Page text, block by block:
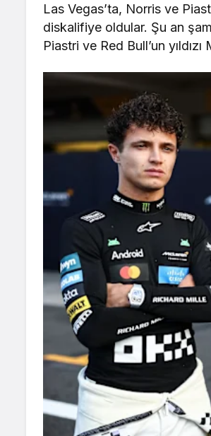
Las Vegas’ta, Norris ve
diskalifiye oldular. Şu an
Piastri ve Red Bull’un